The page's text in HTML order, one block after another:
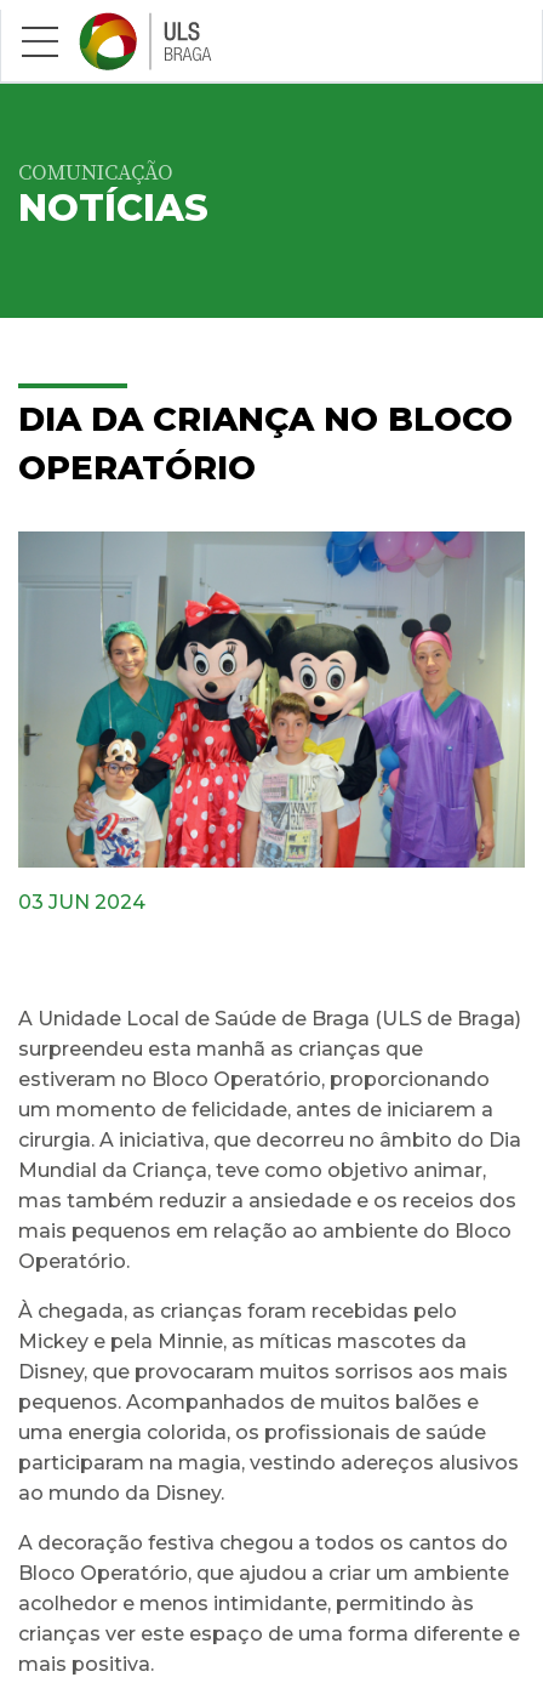
Saltar para conteúdo principal
COMUNICAÇÃO
NOTÍCIAS
DIA DA CRIANÇA NO BLOCO
OPERATÓRIO
03 JUN 2024
A Unidade Local de Saúde de Braga (ULS de Braga)
surpreendeu esta manhã as crianças que
estiveram no Bloco Operatório, proporcionando
um momento de felicidade, antes de iniciarem a
cirurgia. A iniciativa, que decorreu no âmbito do Dia
Mundial da Criança, teve como objetivo animar,
mas também reduzir a ansiedade e os receios dos
mais pequenos em relação ao ambiente do Bloco
Operatório.
À chegada, as crianças foram recebidas pelo
Mickey e pela Minnie, as míticas mascotes da
Disney, que provocaram muitos sorrisos aos mais
pequenos. Acompanhados de muitos balões e
uma energia colorida, os profissionais de saúde
participaram na magia, vestindo adereços alusivos
ao mundo da Disney.
A decoração festiva chegou a todos os cantos do
Bloco Operatório, que ajudou a criar um ambiente
acolhedor e menos intimidante, permitindo às
crianças ver este espaço de uma forma diferente e
mais positiva.